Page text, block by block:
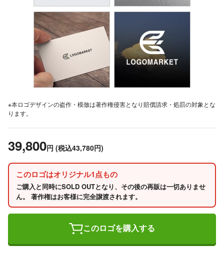
※本ロゴデザインの盗作・模倣は著作権侵害となり賠償請求・処罰の対象とな
ります。
39,800円 (税込43,780円)
このロゴはオリジナル1点もの
ご購入と同時にSOLD OUTとなり、その後の再販は一切ありませ
ん。 著作権はお客様に完全譲渡されます。
このロゴを購入する